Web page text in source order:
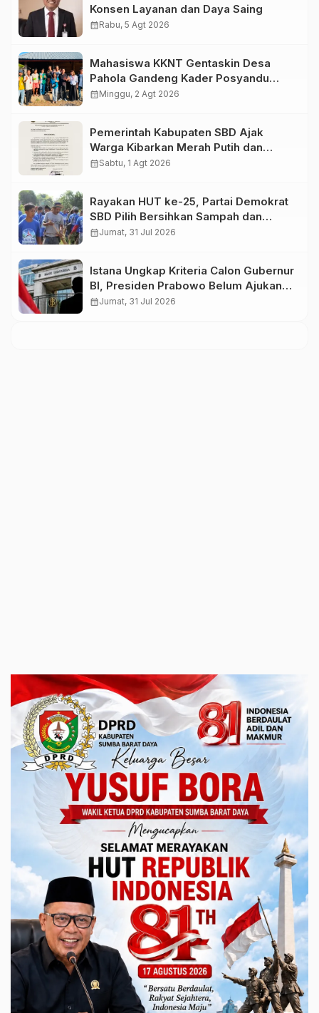
Konsen Layanan dan Daya Saing
calendar_monthRabu, 5 Agt 2026
Mahasiswa KKNT Gentaskin Desa
Pahola Gandeng Kader Posyandu
Bagikan PMT untuk Anak Stunting dan
calendar_monthMinggu, 2 Agt 2026
Pemerintah Kabupaten SBD Ajak
Warga Kibarkan Merah Putih dan
Semarakkan HUT Ke-81 RI
calendar_monthSabtu, 1 Agt 2026
Rayakan HUT ke-25, Partai Demokrat
SBD Pilih Bersihkan Sampah dan
Tanam Pohon
calendar_monthJumat, 31 Jul 2026
Istana Ungkap Kriteria Calon Gubernur
BI, Presiden Prabowo Belum Ajukan
Nama ke DPR
calendar_monthJumat, 31 Jul 2026